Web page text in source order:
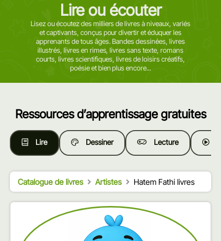
Lire ou écouter
Lisez ou écoutez des milliers de livres à niveaux, variés
et captivants, conçus pour divertir et éduquer les
apprenants de tous âges. Bandes dessinées, livres
illustrés, livres en rimes, livres sans texte, romans
courts, livres scientifiques, livres de loisirs créatifs,
poésie et bien plus encore...
Ressources d’apprentissage gratuites
Lire Dessiner Lecture
Catalogue de livres Artistes Hatem Fathi livres